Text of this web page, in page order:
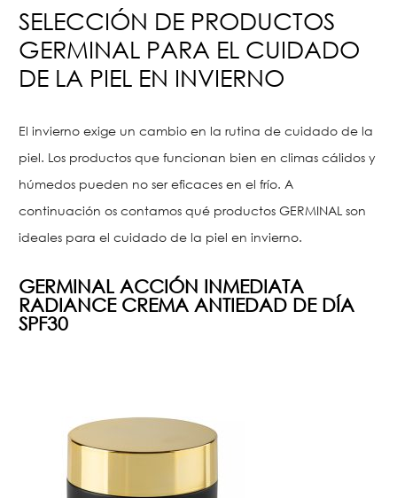
SELECCIÓN DE PRODUCTOS
GERMINAL PARA EL CUIDADO
DE LA PIEL EN INVIERNO
El invierno exige un cambio en la rutina de cuidado de la
piel. Los productos que funcionan bien en climas cálidos y
húmedos pueden no ser eficaces en el frío. A
continuación os contamos qué productos GERMINAL son
ideales para el cuidado de la piel en invierno.
GERMINAL ACCIÓN INMEDIATA
RADIANCE CREMA ANTIEDAD DE DÍA
SPF30